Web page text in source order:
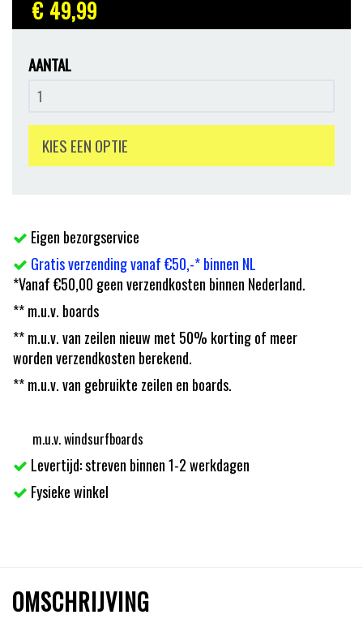
€ 49,99
AANTAL
KIES EEN OPTIE
Eigen bezorgservice
Gratis verzending vanaf €50,-* binnen NL
*Vanaf €50,00 geen verzendkosten binnen Nederland.
** m.u.v. boards
** m.u.v. van zeilen nieuw met 50% korting of meer
worden verzendkosten berekend.
** m.u.v. van gebruikte zeilen en boards.
m.u.v. windsurfboards
Levertijd: streven binnen 1-2 werkdagen
Fysieke winkel
OMSCHRIJVING